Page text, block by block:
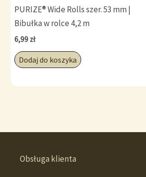
PURIZE® Wide Rolls szer. 53 mm |
Bibułka w rolce 4,2 m
6,99 zł
Dodaj do koszyka
Obsługa klienta